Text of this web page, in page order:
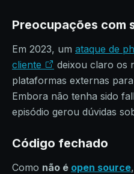
Preocupações com
Em 2023, um ataque de
cliente
deixou claro os
plataformas externas
Embora não tenha sido
episódio gerou dúvidas
Código fechado
Como não é open source